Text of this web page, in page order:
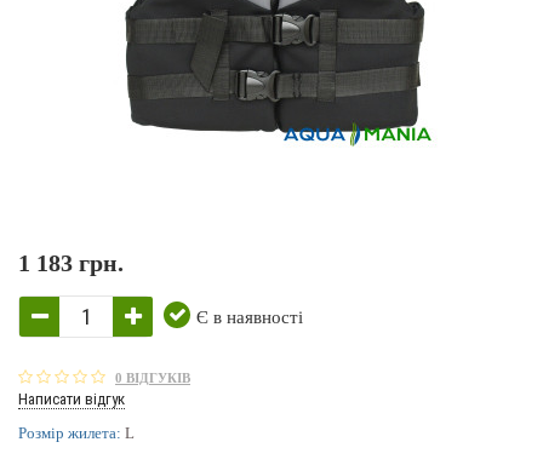
1 183 грн.
Є в наявності
0 ВІДГУКІВ
Написати відгук
Розмір жилета: L